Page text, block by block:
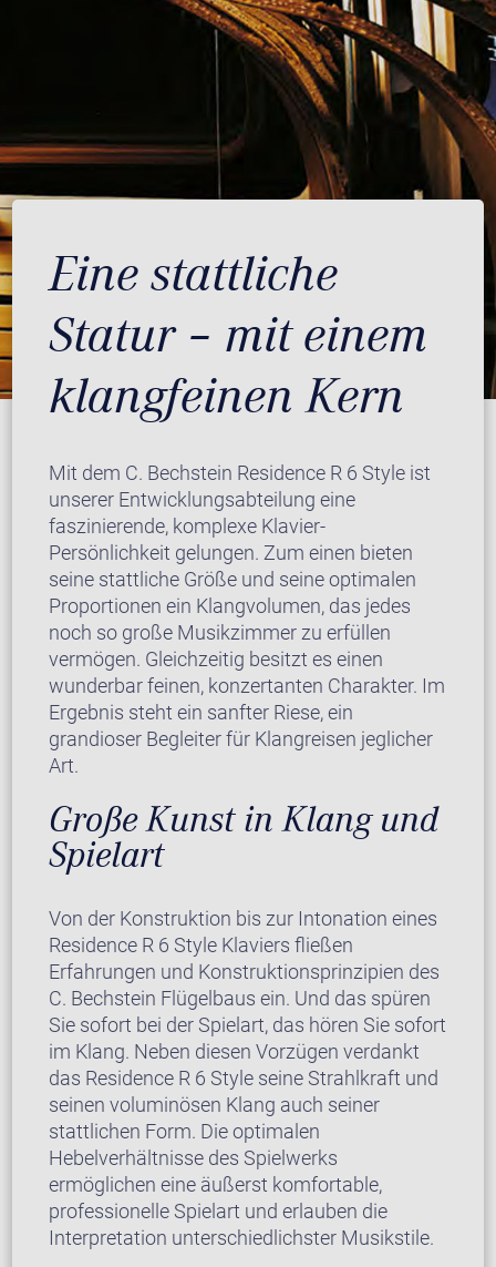
Eine stattliche
Statur – mit einem
klangfeinen Kern
Mit dem C. Bechstein Residence R 6 Style ist
unserer Entwicklungsabteilung eine
faszinierende, komplexe Klavier-
Persönlichkeit gelungen. Zum einen bieten
seine stattliche Größe und seine optimalen
Proportionen ein Klangvolumen, das jedes
noch so große Musikzimmer zu erfüllen
vermögen. Gleichzeitig besitzt es einen
wunderbar feinen, konzertanten Charakter. Im
Ergebnis steht ein sanfter Riese, ein
grandioser Begleiter für Klangreisen jeglicher
Art.
Große Kunst in Klang und
Spielart
Von der Konstruktion bis zur Intonation eines
Residence R 6 Style Klaviers fließen
Erfahrungen und Konstruktionsprinzipien des
C. Bechstein Flügelbaus ein. Und das spüren
Sie sofort bei der Spielart, das hören Sie sofort
im Klang. Neben diesen Vorzügen verdankt
das Residence R 6 Style seine Strahlkraft und
seinen voluminösen Klang auch seiner
stattlichen Form. Die optimalen
Hebelverhältnisse des Spielwerks
ermöglichen eine äußerst komfortable,
professionelle Spielart und erlauben die
Interpretation unterschiedlichster Musikstile.